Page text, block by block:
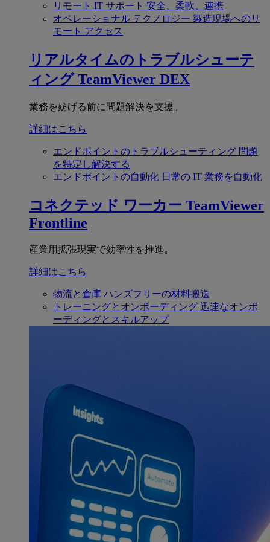
リモート IT サポート 安全、柔軟、連携
オペレーショナル テクノロジー 製造現場へのリ
モート アクセス
リアルタイムのトラブルシューテ
ィング TeamViewer DEX
業務を妨げる前に問題解決を支援。
詳細はこちら
エンドポイントのトラブルシューティング 問題
を特定し解決する
エンドポイントの自動化 日常の IT 業務を自動化
コネクテッド ワーカー TeamViewer
Frontline
産業用拡張現実で効率性を推進。
詳細はこちら
物流と倉庫 ハンズフリーの材料搬送
トレーニングとオンボーディング 迅速なオンボ
ーディングとスキルアップ